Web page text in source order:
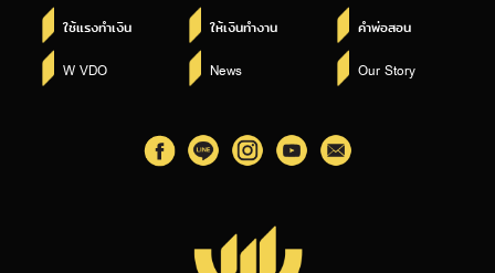
ใช้แรงทำเงิน ให้เงินทำงาน คำพ่อสอน
W VDO News Our Story